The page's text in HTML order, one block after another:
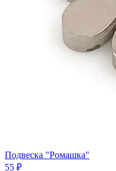
Подвеска "Ромашка"
55 ₽